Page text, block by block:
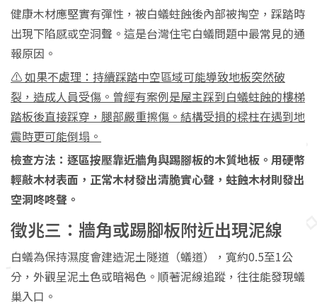
健康木材應堅實有彈性，被白蟻蛀蝕後內部被掏空，踩踏時
出現下陷感或空洞聲。這是台灣住宅白蟻問題中最常見的通
報原因。
⚠️ 如果不處理：持續踩踏中空區域可能導致地板突然破
裂，造成人員受傷。曾經有案例是屋主踩到白蟻蛀蝕的樓梯
踏板後直接踩穿，腿部嚴重擦傷。結構受損的樑柱在遇到地
震時更可能倒塌。
檢查方法：逐區按壓靠近牆角與踢腳板的木質地板。用硬幣
輕敲木材表面，正常木材發出清脆實心聲，蛀蝕木材則發出
空洞咚咚聲。
徵兆三：牆角或踢腳板附近出現泥線
白蟻為保持濕度會建造泥土隧道（蟻道），寬約0.5至1公
分，外觀呈泥土色或暗褐色。順著泥線追蹤，往往能發現蟻
巢入口。